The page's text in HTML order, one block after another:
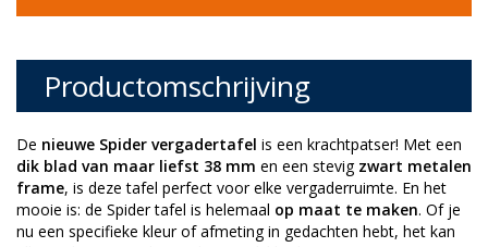
Productomschrijving
De nieuwe Spider vergadertafel is een krachtpatser! Met een
dik blad van maar liefst 38 mm en een stevig zwart metalen
frame, is deze tafel perfect voor elke vergaderruimte. En het
mooie is: de Spider tafel is helemaal op maat te maken. Of je
nu een specifieke kleur of afmeting in gedachten hebt, het kan